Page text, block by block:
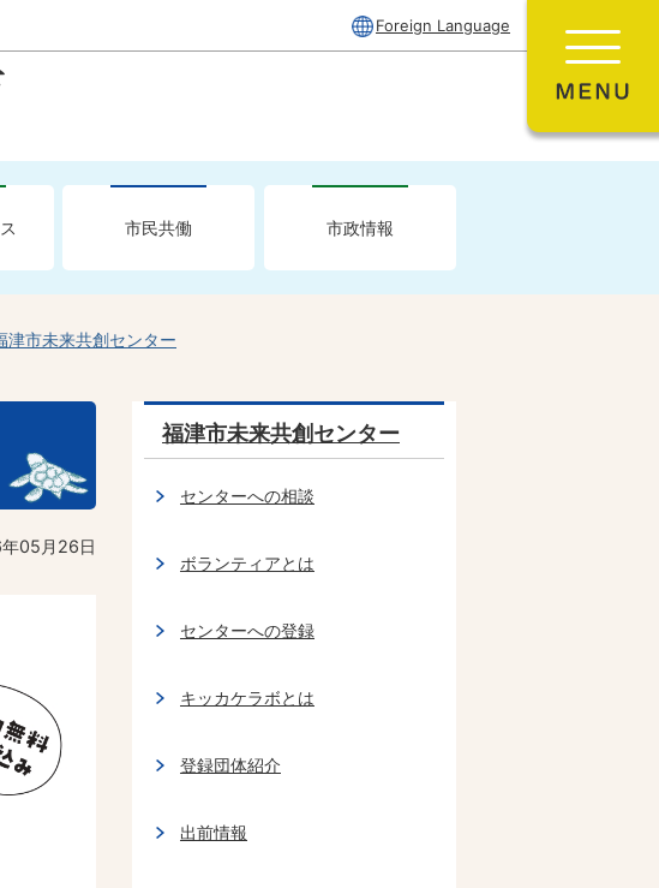
Foreign Language
市民共働 市政情報
津市未来共創センター
05月26日
福津市未来共創センター
センターへの相談
ボランティアとは
センターへの登録
キッカケラボとは
登録団体紹介
出前情報